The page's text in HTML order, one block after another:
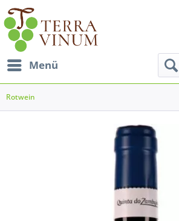
Menü
Rotwein